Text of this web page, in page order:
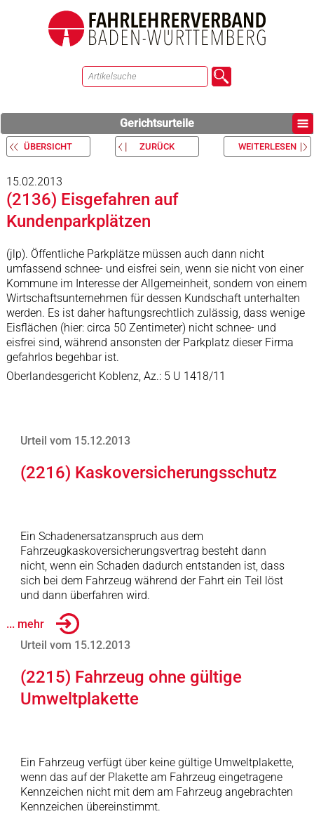
Gerichtsurteile
ÜBERSICHT ZURÜCK WEITERLESEN
15.02.2013
(2136) Eisgefahren auf
Kundenparkplätzen
(jlp). Öffentliche Parkplätze müssen auch dann nicht
umfassend schnee- und eisfrei sein, wenn sie nicht von einer
Kommune im Interesse der Allgemeinheit, sondern von einem
Wirtschaftsunternehmen für dessen Kundschaft unterhalten
werden. Es ist daher haftungsrechtlich zulässig, dass wenige
Eisflächen (hier: circa 50 Zentimeter) nicht schnee- und
eisfrei sind, während ansonsten der Parkplatz dieser Firma
gefahrlos begehbar ist.
Oberlandesgericht Koblenz, Az.: 5 U 1418/11
Urteil vom 15.12.2013
(2216) Kaskoversicherungsschutz
Ein Schadenersatzanspruch aus dem
Fahrzeugkaskoversicherungsvertrag besteht dann
nicht, wenn ein Schaden dadurch entstanden ist, dass
sich bei dem Fahrzeug während der Fahrt ein Teil löst
und dann überfahren wird.
... mehr
Urteil vom 15.12.2013
(2215) Fahrzeug ohne gültige
Umweltplakette
Ein Fahrzeug verfügt über keine gültige Umweltplakette,
wenn das auf der Plakette am Fahrzeug eingetragene
Kennzeichen nicht mit dem am Fahrzeug angebrachten
Kennzeichen übereinstimmt.